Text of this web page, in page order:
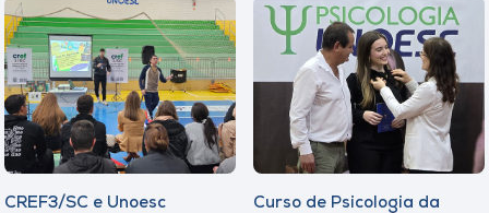
CREF3/SC e Unoesc
Curso de Psicologia da